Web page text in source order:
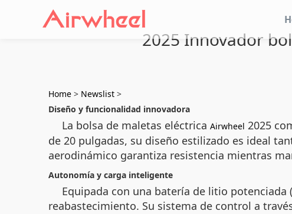
2025 Innovador
Home > Newslist >
Diseño y funcionalidad innovadora
La bolsa de maletas eléctrica Airwheel 2025
de 20 pulgadas, su diseño estilizado es ideal
aerodinámico garantiza resistencia mientras
Autonomía y carga inteligente
Equipada con una batería de litio
reabastecimiento. Su sistema de control a